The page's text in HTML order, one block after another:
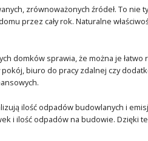
zrównoważonych źródeł. To nie
przez cały rok. Naturalne
domków sprawia, że można je
biuro do pracy zdalnej czy
ilość odpadów budowlanych i
i ilość odpadów na budowie. Dzięki